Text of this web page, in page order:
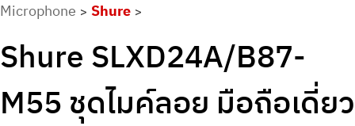
Microphone > Shure >
Shure SLXD24A/B87-
M55 ชุดไมค์ลอย มือถือเดี่ยว